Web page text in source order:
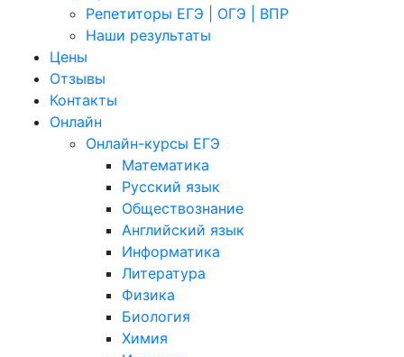
Репетиторы ЕГЭ | ОГЭ | ВПР
Наши результаты
Цены
Отзывы
Контакты
Онлайн
Онлайн-курсы ЕГЭ
Математика
Русский язык
Обществознание
Английский язык
Информатика
Литература
Физика
Биология
Химия